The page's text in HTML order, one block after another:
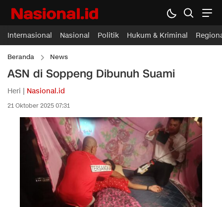
Internasional Nasional Politik Hukum & Kriminal
Beranda News
ASN di Soppeng Dibunuh Suami
Heri | Nasional.id
21 Oktober 2025 07:31